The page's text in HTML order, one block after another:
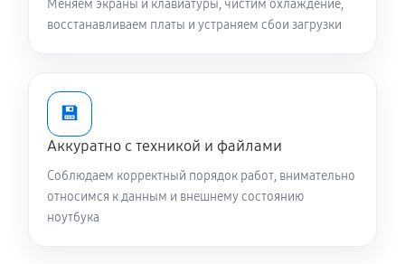
Ремонт петель крышки
Настройка Wi-Fi ноутбука Asus L1 L1500CDABQ0642
Меняем экраны и клавиатуры, чистим охлаждение,
восстанавливаем платы и устраняем сбои загрузки
💾
Аккуратно с техникой и файлами
Соблюдаем корректный порядок работ, внимательно
относимся к данным и внешнему состоянию
ноутбука